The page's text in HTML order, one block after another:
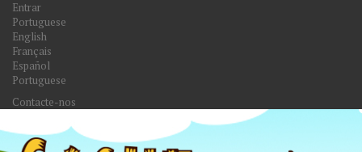
Entrar
Portuguese
English
Français
Español
Portuguese
Contacte-nos